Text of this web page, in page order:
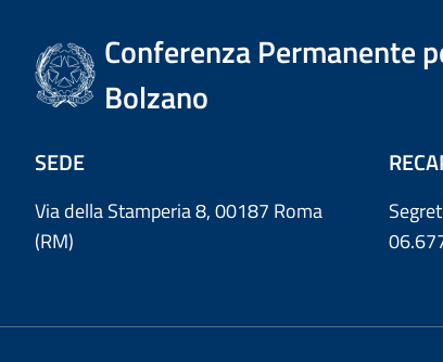
Conferenza Permanente
Bolzano
SEDE
Via della Stamperia 8, 00187 Roma
(RM)